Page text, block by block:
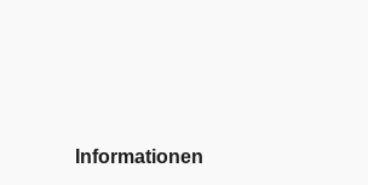
Informationen